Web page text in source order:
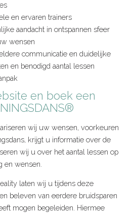
en ervaren trainers
aandacht in ontspannen sfeer
wensen
communicatie en duidelijke
en benodigd aantal lessen
en boek een
wij uw wensen, voorkeuren
krijgt u informatie over de
wij u over het aantal lessen op
en wensen.
laten wij u tijdens deze
beleven van eerdere bruidsparen
mogen begeleiden. Hiermee